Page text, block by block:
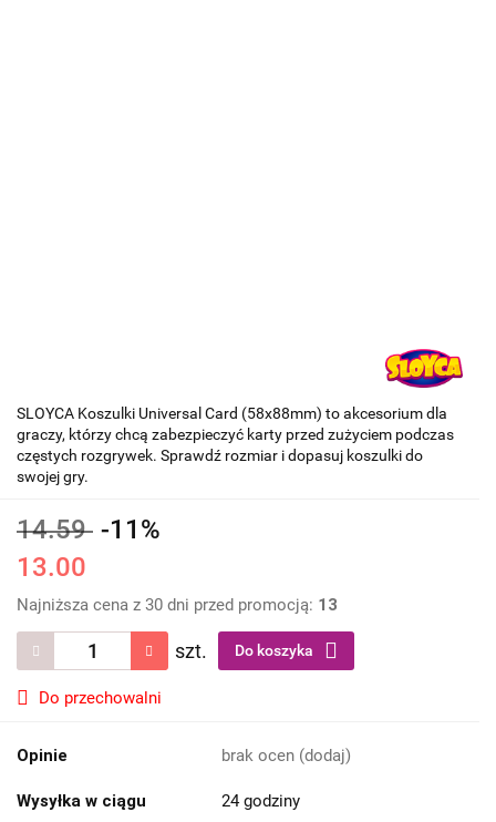
SLOYCA Koszulki Universal Card (58x88mm) to akcesorium dla
graczy, którzy chcą zabezpieczyć karty przed zużyciem podczas
częstych rozgrywek. Sprawdź rozmiar i dopasuj koszulki do
swojej gry.
14.59 -11%
13.00
Najniższa cena z 30 dni przed promocją: 13
szt. Do koszyka
Do przechowalni
Opinie brak ocen (dodaj)
Wysyłka w ciągu 24 godziny